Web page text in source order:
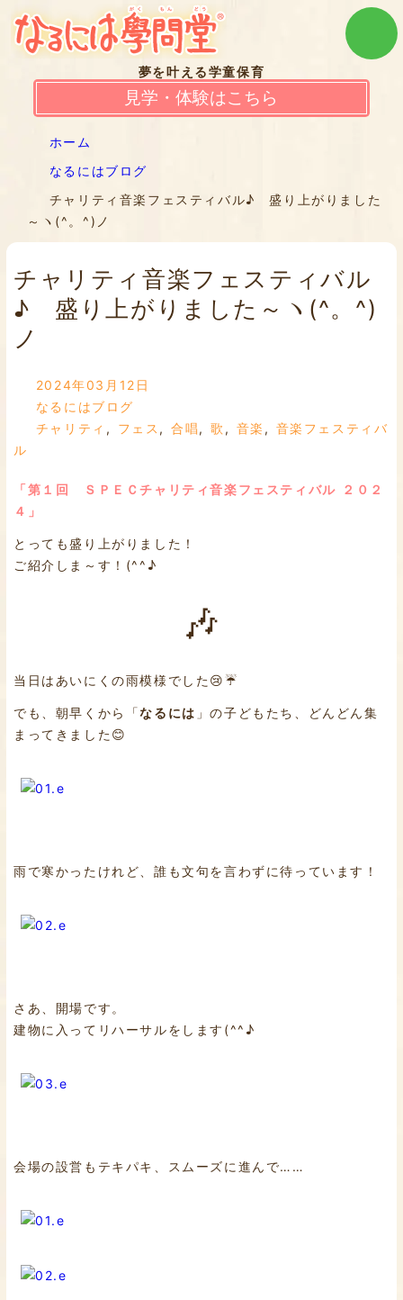
夢を叶える学童保育
見学・体験はこちら
ホーム
なるにはブログ
チャリティ音楽フェスティバル♪ 盛り上がりました
～ヽ(^。^)ノ
チャリティ音楽フェスティバル
♪ 盛り上がりました～ヽ(^。^)
ノ
2024年03月12日
なるにはブログ
チャリティ , フェス ,合唱,歌 , 音楽 , 音楽フェスティバ
ル
「第１回 ＳＰＥＣチャリティ音楽フェスティバル ２０２
４」
とっても盛り上がりました！
ご紹介しま～す！(^^♪
🎶
当日はあいにくの雨模様でした😢☔
でも、朝早くから「なるには 」の子どもたち、どんどん集
まってきました😊
雨で寒かったけれど、誰も文句を言わずに待っています！
さあ、開場です。
建物に入ってリハーサルをします(^^♪
会場の設営もテキパキ、スムーズに進んで……